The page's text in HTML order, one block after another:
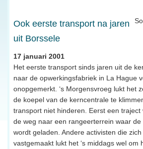
Ook eerste transport na jaren
uit Borssele
17 januari 2001
Het eerste transport sinds jaren uit de
naar de opwerkingsfabriek in La Hague
onopgemerkt. ‘s Morgensvroeg lukt het
de koepel van de kerncentrale te
transport niet hinderen. Eerst een
de weg naar een rangeerterrein waar
wordt geladen. Andere activisten die
vastgemaakt lukt het ‘s middags wel om